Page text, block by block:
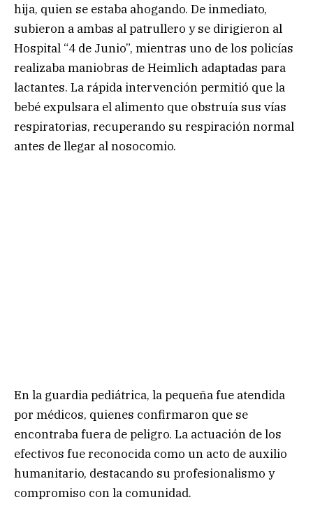
hija, quien se estaba ahogando. De inmediato,
subieron a ambas al patrullero y se dirigieron al
Hospital “4 de Junio”, mientras uno de los policías
realizaba maniobras de Heimlich adaptadas para
lactantes. La rápida intervención permitió que la
bebé expulsara el alimento que obstruía sus vías
respiratorias, recuperando su respiración normal
antes de llegar al nosocomio.
En la guardia pediátrica, la pequeña fue atendida
por médicos, quienes confirmaron que se
encontraba fuera de peligro. La actuación de los
efectivos fue reconocida como un acto de auxilio
humanitario, destacando su profesionalismo y
compromiso con la comunidad.